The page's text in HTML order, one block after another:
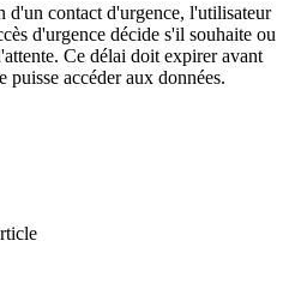
d'un contact d'urgence, l'utilisateur
ès d'urgence décide s'il souhaite ou
'attente. Ce délai doit expirer avant
puisse accéder aux données.